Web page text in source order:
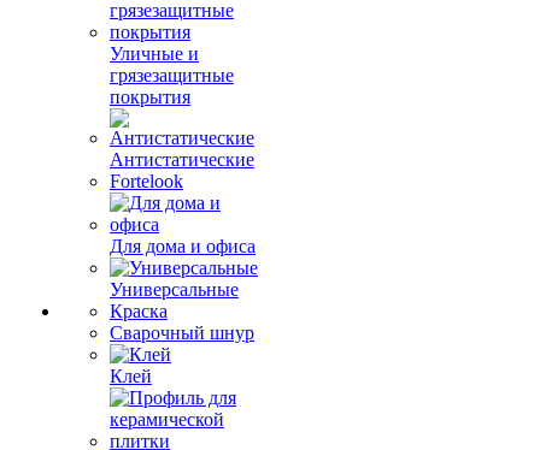
Уличные и
грязезащитные
покрытия
Антистатические
Fortelook
Для дома и офиса
Универсальные
Краска
Сварочный шнур
Клей